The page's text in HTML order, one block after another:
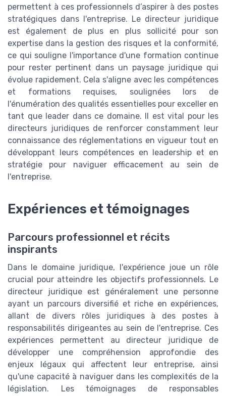
permettent à ces professionnels d’aspirer à des postes
stratégiques dans l'entreprise. Le directeur juridique
est également de plus en plus sollicité pour son
expertise dans la gestion des risques et la conformité,
ce qui souligne l'importance d'une formation continue
pour rester pertinent dans un paysage juridique qui
évolue rapidement. Cela s'aligne avec les compétences
et formations requises, soulignées lors de
l'énumération des qualités essentielles pour exceller en
tant que leader dans ce domaine. Il est vital pour les
directeurs juridiques de renforcer constamment leur
connaissance des réglementations en vigueur tout en
développant leurs compétences en leadership et en
stratégie pour naviguer efficacement au sein de
l'entreprise.
Expériences et témoignages
Parcours professionnel et récits
inspirants
Dans le domaine juridique, l'expérience joue un rôle
crucial pour atteindre les objectifs professionnels. Le
directeur juridique est généralement une personne
ayant un parcours diversifié et riche en expériences,
allant de divers rôles juridiques à des postes à
responsabilités dirigeantes au sein de l'entreprise. Ces
expériences permettent au directeur juridique de
développer une compréhension approfondie des
enjeux légaux qui affectent leur entreprise, ainsi
qu'une capacité à naviguer dans les complexités de la
législation. Les témoignages de responsables